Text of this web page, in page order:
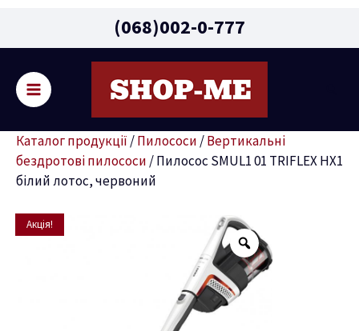
(068)002-0-777
Menu
Каталог продукції /Пилососи /Вертикальні
бездротові пилососи /Пилосос SMUL1 01 TRIFLEX HX1
білий лотос, червоний
Акція! Оригінальна
26490 грн.
Поточна
ціна:
23999 грн.
Пилосос